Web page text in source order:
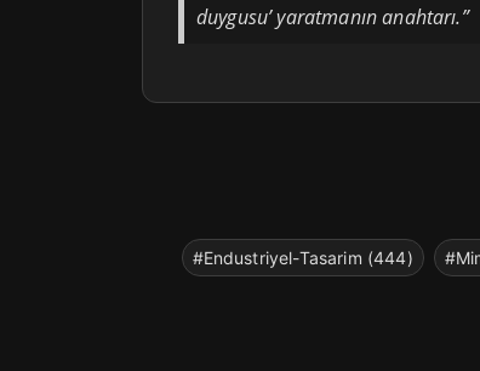
duygusu’ yaratmanın anahtarı.”
#Endustriyel-Tasarim (444)